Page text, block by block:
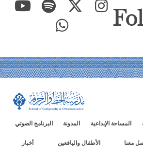
المساحة الإبداعية المدونة البرنامج الصوتي
معنا الأطفال واليافعين أخبار